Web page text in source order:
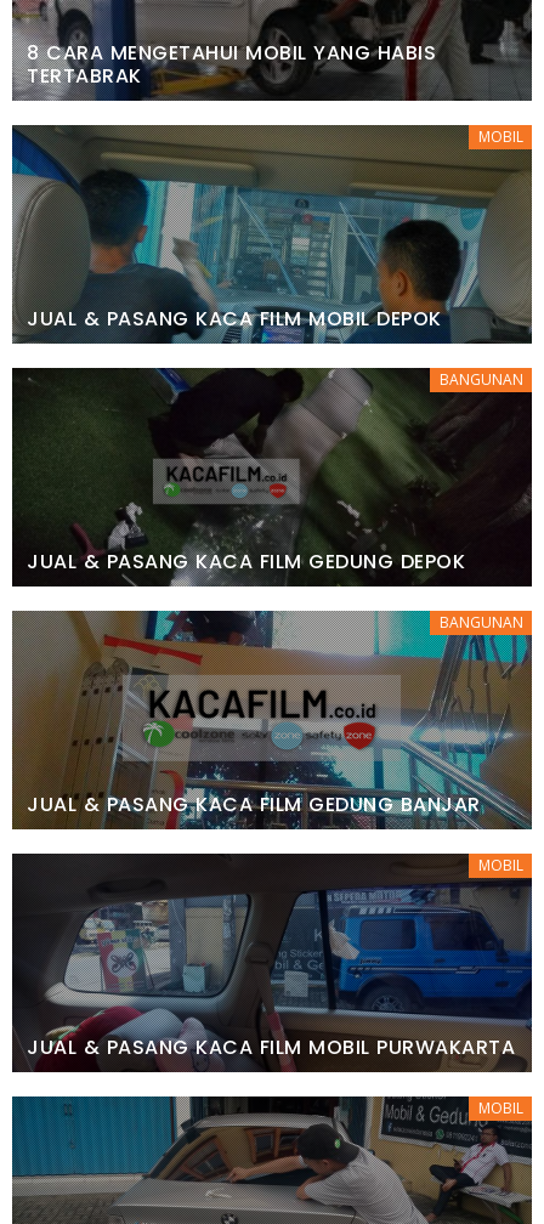
8 CARA MENGETAHUI MOBIL YANG HABIS
TERTABRAK
MOBIL
JUAL & PASANG KACA FILM MOBIL DEPOK
BANGUNAN
JUAL & PASANG KACA FILM GEDUNG DEPOK
BANGUNAN
JUAL & PASANG KACA FILM GEDUNG BANJAR
MOBIL
JUAL & PASANG KACA FILM MOBIL PURWAKARTA
MOBIL